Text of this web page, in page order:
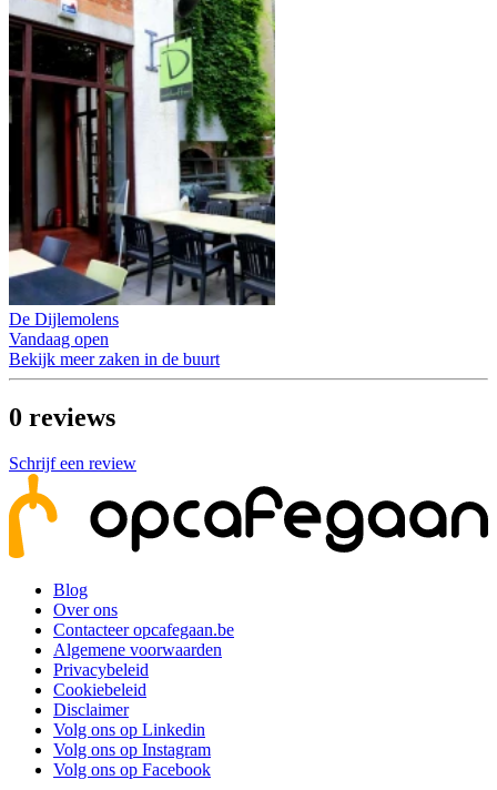
De Dijlemolens
Vandaag open
Bekijk meer zaken in de buurt
0 reviews
Schrijf een review
Blog
Over ons
Contacteer opcafegaan.be
Algemene voorwaarden
Privacybeleid
Cookiebeleid
Disclaimer
Volg ons op Linkedin
Volg ons op Instagram
Volg ons op Facebook